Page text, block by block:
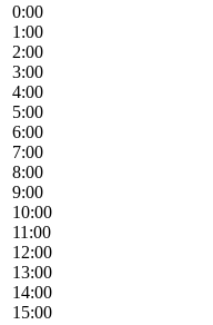
0:00
1:00
2:00
3:00
4:00
5:00
6:00
7:00
8:00
9:00
10:00
11:00
12:00
13:00
14:00
15:00